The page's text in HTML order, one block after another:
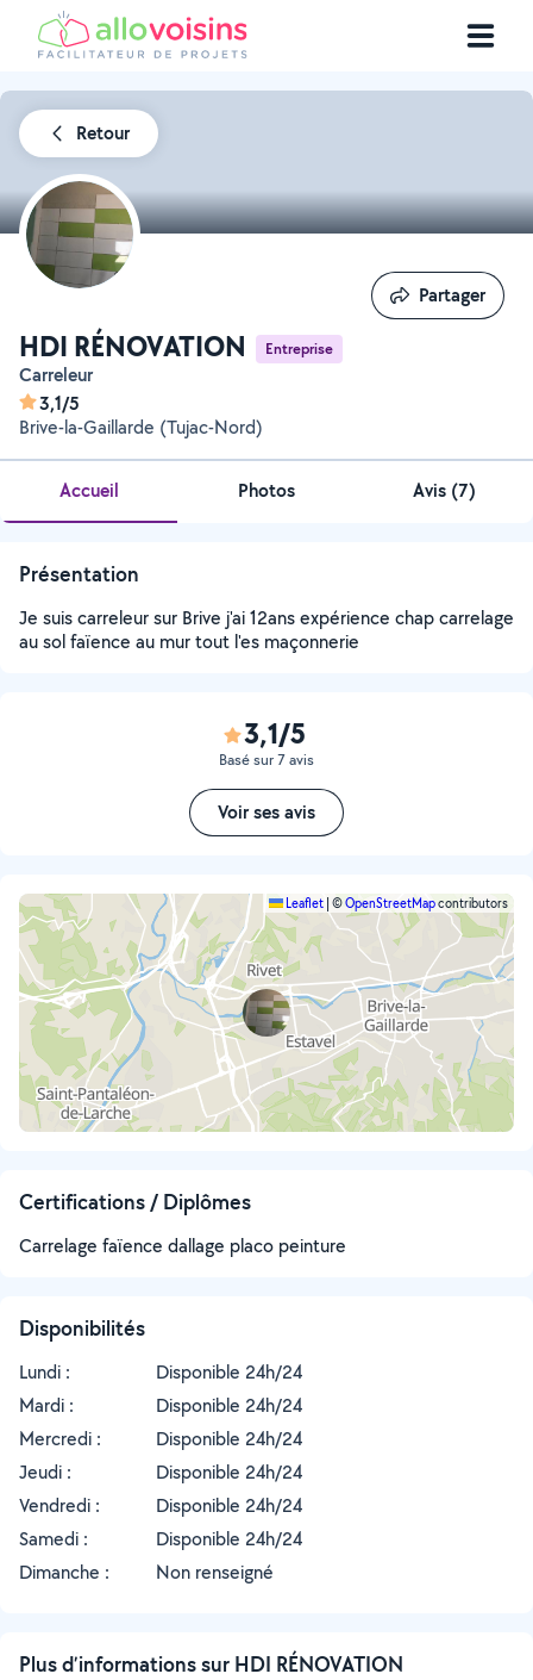
Retour
HDI RÉNOVATION Entreprise
Carreleur
3,1/5
Brive-la-Gaillarde (Tujac-Nord)
Partager
Partager
Accueil Photos Avis (7)
Présentation
Je suis carreleur sur Brive j'ai 12ans expérience chap carrelage
au sol faïence au mur tout l'es maçonnerie
3,1/5
Basé sur 7 avis
Voir ses avis
Leaflet ©OpenStreetMapcontributors
Certifications / Diplômes
Carrelage faïence dallage placo peinture
Disponibilités
Lundi :
Disponible 24h/24
Mardi :
Disponible 24h/24
Mercredi :
Disponible 24h/24
Jeudi :
Disponible 24h/24
Vendredi :
Disponible 24h/24
Samedi :
Disponible 24h/24
Dimanche :
Non renseigné
Plus d’informations sur HDI RÉNOVATION